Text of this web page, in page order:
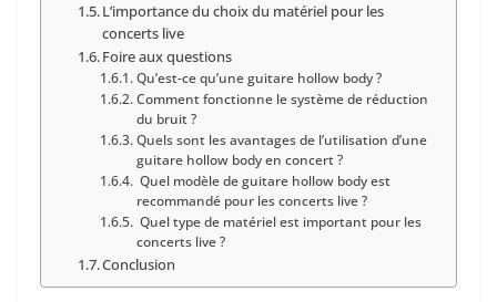
L’importance du choix du ⁣matériel ​pour les
concerts live
Foire aux questions
Qu’est-ce qu’une guitare ​hollow‌ body ?
Comment fonctionne le système de réduction
du ⁢bruit ?
⁣⁤Quels sont les⁣ avantages de l’utilisation d’une
guitare hollow body en concert ?
⁤ Quel modèle de ⁤guitare‌ hollow⁢ body⁣ est
recommandé pour les concerts live ?
Quel​ type de matériel est important pour les
concerts live ?
Conclusion